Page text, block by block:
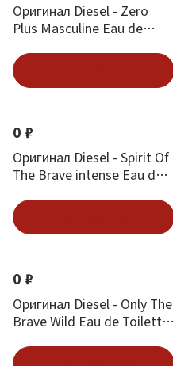
Оригинал Diesel - Zero
Plus Masculine Eau de
0 ₽
Оригинал Diesel - Spirit Of
The Brave intense Eau de
0 ₽
Оригинал Diesel - Only The
Brave Wild Eau de Toilette